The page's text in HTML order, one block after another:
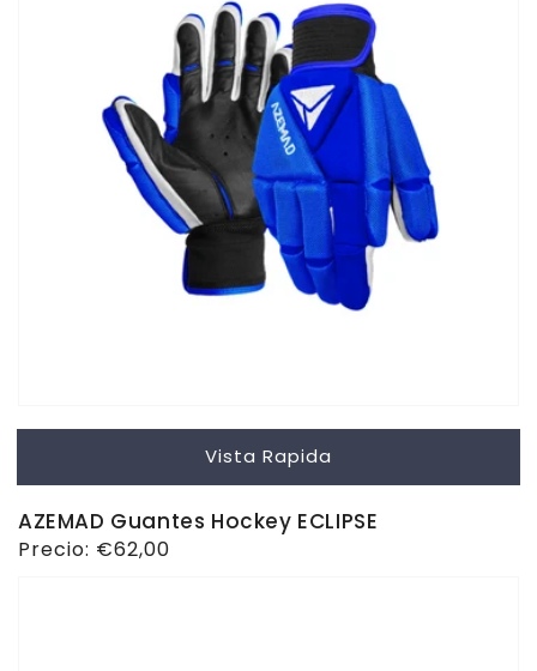
Vista Rapida
AZEMAD Guantes Hockey ECLIPSE
Precio
Precio: €62,00